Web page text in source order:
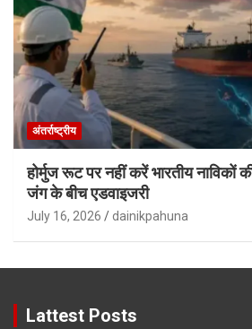
अंतर्राष्ट्रीय
होर्मुज रूट पर नहीं करें भारतीय नाविकों
जंग के बीच एडवाइजरी
July 16, 2026 dainikpahuna
Lattest Posts